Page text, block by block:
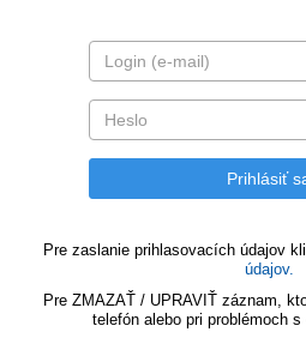
Pre zaslanie prihlasovacích údajov
údajov.
Pre ZMAZAŤ / UPRAVIŤ záznam,
telefón alebo pri problémoch